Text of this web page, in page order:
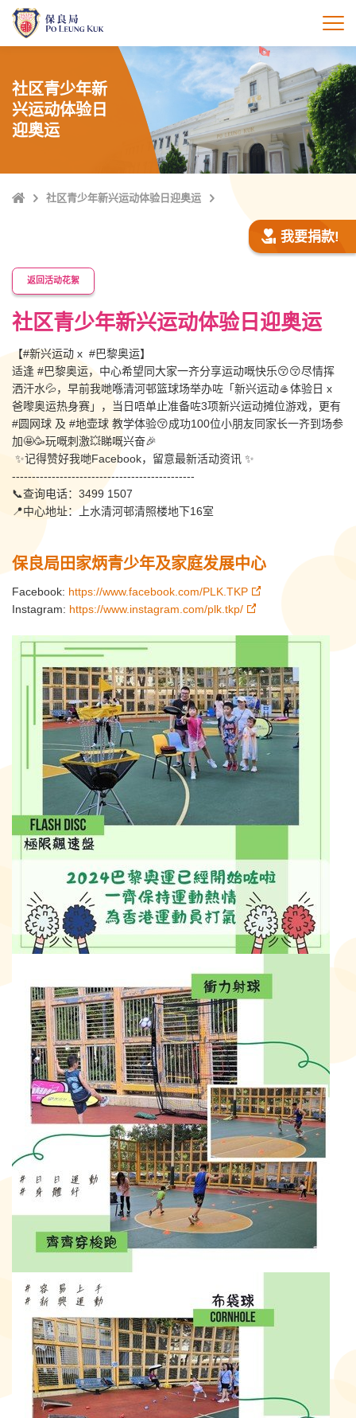
打
社区青少年新
兴运动体验日
迎奥运
Home社区青少年新兴运动体验日迎奥运
我要捐款!
返回活动花絮
社区青少年新兴运动体验日迎奥运
【#新兴运动 x #巴黎奥运】
适逢 #巴黎奥运，中心希望同大家一齐分享运动嘅快乐😚😚尽情挥
洒汗水💦，早前我哋喺清河邨篮球场举办咗「新兴运动🥌体验日 x
爸嚟奥运热身赛」，当日唔单止准备咗3项新兴运动摊位游戏，更有
#圆网球 及 #地壶球 教学体验😚成功100位小朋友同家长一齐到场参
加🤩🥳玩嘅刺激💥睇嘅兴奋🎉
✨记得赞好我哋Facebook，留意最新活动资讯 ✨
----------------------------------------------
📞查询电话：3499 1507
📍中心地址：上水清河邨清照楼地下16室
保良局田家炳青少年及家庭发展中心
Facebook: https://www.facebook.com/PLK.TKP
Instagram: https://www.instagram.com/plk.tkp/